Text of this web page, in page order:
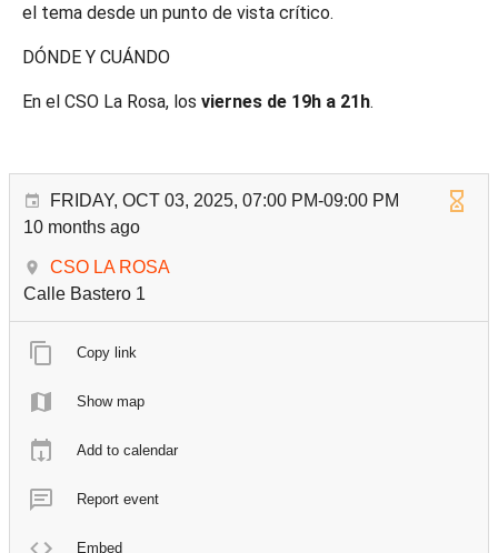
el tema desde un punto de vista crítico.
DÓNDE Y CUÁNDO
En el CSO La Rosa, los viernes de 19h a 21h.
FRIDAY, OCT 03, 2025, 07:00 PM-09:00 PM
10 months ago
CSO LA ROSA
Calle Bastero 1
Copy link
Show map
Add to calendar
Report event
Embed